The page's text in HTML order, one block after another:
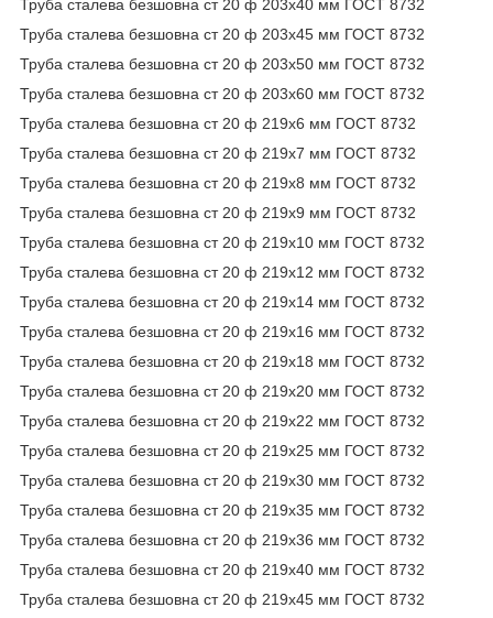
Труба сталева безшовна ст 20 ф 203х40 мм ГОСТ 8732
Труба сталева безшовна ст 20 ф 203х45 мм ГОСТ 8732
Труба сталева безшовна ст 20 ф 203х50 мм ГОСТ 8732
Труба сталева безшовна ст 20 ф 203х60 мм ГОСТ 8732
Труба сталева безшовна ст 20 ф 219х6 мм ГОСТ 8732
Труба сталева безшовна ст 20 ф 219х7 мм ГОСТ 8732
Труба сталева безшовна ст 20 ф 219х8 мм ГОСТ 8732
Труба сталева безшовна ст 20 ф 219х9 мм ГОСТ 8732
Труба сталева безшовна ст 20 ф 219х10 мм ГОСТ 8732
Труба сталева безшовна ст 20 ф 219х12 мм ГОСТ 8732
Труба сталева безшовна ст 20 ф 219х14 мм ГОСТ 8732
Труба сталева безшовна ст 20 ф 219х16 мм ГОСТ 8732
Труба сталева безшовна ст 20 ф 219х18 мм ГОСТ 8732
Труба сталева безшовна ст 20 ф 219х20 мм ГОСТ 8732
Труба сталева безшовна ст 20 ф 219х22 мм ГОСТ 8732
Труба сталева безшовна ст 20 ф 219х25 мм ГОСТ 8732
Труба сталева безшовна ст 20 ф 219х30 мм ГОСТ 8732
Труба сталева безшовна ст 20 ф 219х35 мм ГОСТ 8732
Труба сталева безшовна ст 20 ф 219х36 мм ГОСТ 8732
Труба сталева безшовна ст 20 ф 219х40 мм ГОСТ 8732
Труба сталева безшовна ст 20 ф 219х45 мм ГОСТ 8732